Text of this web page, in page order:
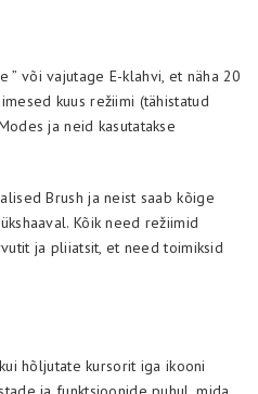
” või vajutage E-klahvi, et näha 20
kuus režiimi (tähistatud
ja neid kasutatakse
Brush ja neist saab kõige
Kõik need režiimid
ja pliiatsit, et need toimiksid
hõljutate kursorit iga ikooni